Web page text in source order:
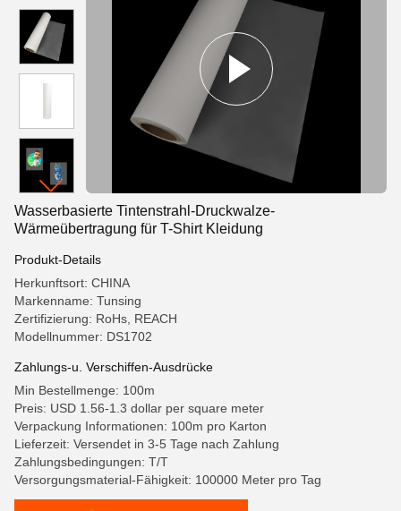
Wasserbasierte Tintenstrahl-Druckwalze-
Wärmeübertragung für T-Shirt Kleidung
Produkt-Details
Herkunftsort: CHINA
Markenname: Tunsing
Zertifizierung: RoHs, REACH
Modellnummer: DS1702
Zahlungs-u. Verschiffen-Ausdrücke
Min Bestellmenge: 100m
Preis: USD 1.56-1.3 dollar per square meter
Verpackung Informationen: 100m pro Karton
Lieferzeit: Versendet in 3-5 Tage nach Zahlung
Zahlungsbedingungen: T/T
Versorgungsmaterial-Fähigkeit: 100000 Meter pro Tag